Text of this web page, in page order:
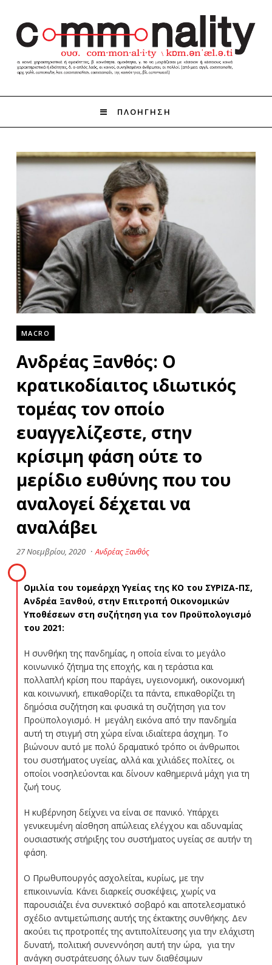
ΠΛΟΗΓΗΣΗ
MACRO
Ανδρέας Ξανθός: Ο
κρατικοδίαιτος ιδιωτικός
τομέας τον οποίο
ευαγγελίζεστε, στην
κρίσιμη φάση ούτε το
μερίδιο ευθύνης που του
αναλογεί δέχεται να
αναλάβει
27 Νοεμβρίου, 2020 · Ανδρέας Ξανθός
Ομιλία του τομεάρχη Υγείας της ΚΟ του ΣΥΡΙΖΑ-ΠΣ,
Ανδρέα Ξανθού, στην Επιτροπή Οικονομικών
Υποθέσεων στη συζήτηση για τον Προϋπολογισμό
του 2021:
Η συνθήκη της πανδημίας, η οποία είναι το μεγάλο
κοινωνικό ζήτημα της εποχής, και η τεράστια και
πολλαπλή κρίση που παράγει, υγειονομική, οικονομική
και κοινωνική, επικαθορίζει τα πάντα, επικαθορίζει τη
δημόσια συζήτηση και φυσικά τη συζήτηση για τον
Προϋπολογισμό. Η μεγάλη εικόνα από την πανδημία
αυτή τη στιγμή στη χώρα είναι ιδιαίτερα άσχημη. Το
βιώνουν αυτό με πολύ δραματικό τρόπο οι άνθρωποι
του συστήματος υγείας, αλλά και χιλιάδες πολίτες, οι
οποίοι νοσηλεύονται και δίνουν καθημερινά μάχη για τη
ζωή τους.
Η κυβέρνηση δείχνει να είναι σε πανικό. Υπάρχει
γενικευμένη αίσθηση απώλειας ελέγχου και αδυναμίας
ουσιαστικής στήριξης του συστήματος υγείας σε αυτήν τη
φάση.
Ο Πρωθυπουργός ασχολείται, κυρίως, με την
επικοινωνία. Κάνει διαρκείς συσκέψεις, χωρίς να
παρουσιάζει ένα συνεκτικό σοβαρό και αποτελεσματικό
σχέδιο αντιμετώπισης αυτής της έκτακτης συνθήκης. Δεν
ακούει τις προτροπές της αντιπολίτευσης για την ελάχιστη
δυνατή, πολιτική συνεννόηση αυτή την ώρα, για την
ανάγκη συστράτευσης όλων των διαθέσιμων